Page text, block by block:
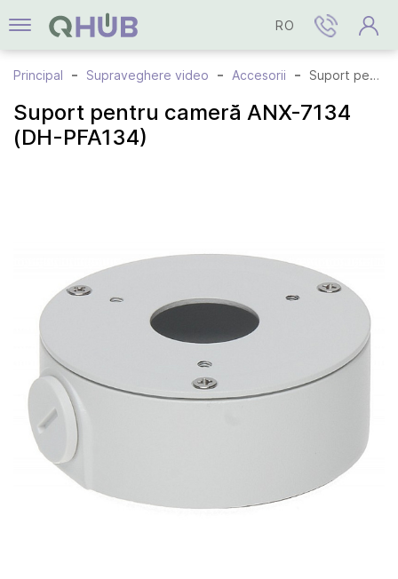
RO
Principal Supraveghere video Accesorii Suport pentru cameră ANX-7134 (DH-PFA134)
Suport pentru cameră ANX-7134
(DH-PFA134)